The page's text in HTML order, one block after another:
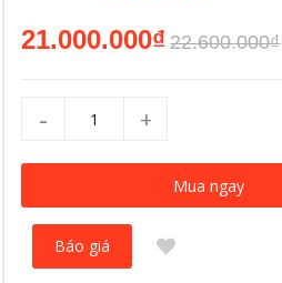
21.000.000₫ 22.600.000₫
- +
Mua ngay
Báo giá